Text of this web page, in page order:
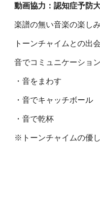
動画協力：認知症予防
楽譜の無い音楽の楽し
トーンチャイムとの出
音でコミュニケーショ
・音をまわす
・音でキャッチボール
・音で乾杯
※トーンチャイムの優